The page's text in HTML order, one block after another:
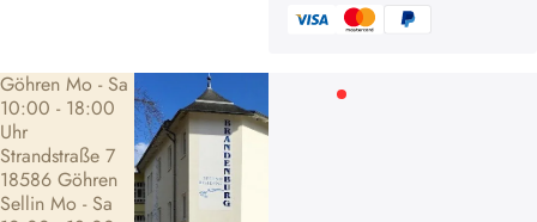
Göhren Mo - Sa
10:00 - 18:00
Uhr
Strandstraße 7
18586 Göhren
Sellin Mo - Sa